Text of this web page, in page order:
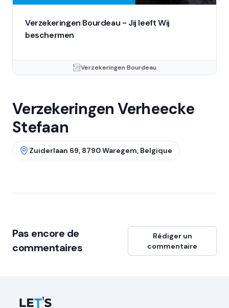
Verzekeringen Bourdeau - Jij leeft Wij
beschermen
Verzekeringen Bourdeau
Verzekeringen Verheecke
Stefaan
Zuiderlaan 69, 8790 Waregem, Belgique
Pas encore de
commentaires
Rédiger un
commentaire
Let's Connect